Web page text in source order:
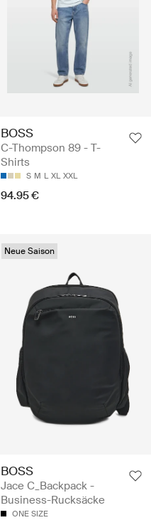
BOSS
C-Thompson 89 - T-
Shirts
S M L XL XXL
94.95 €
Neue Saison
BOSS
Jace C_Backpack -
Business-Rucksäcke
ONE SIZE